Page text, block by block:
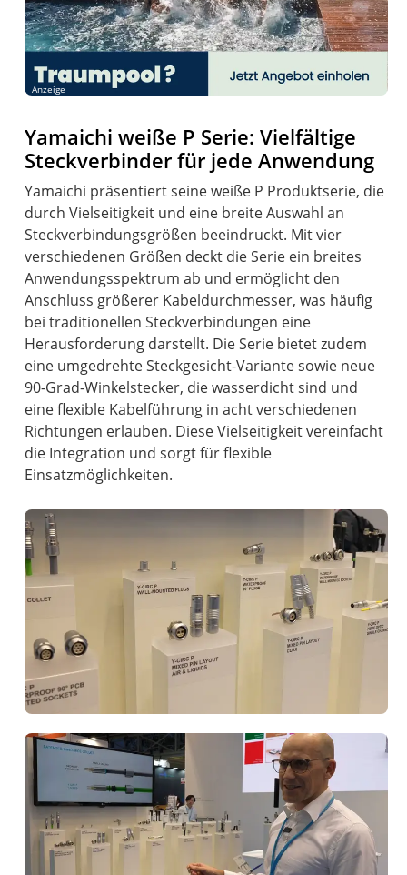
Anzeige
Yamaichi weiße P Serie: Vielfältige
Steckverbinder für jede Anwendung
Yamaichi präsentiert seine weiße P Produktserie, die
durch Vielseitigkeit und eine breite Auswahl an
Steckverbindungsgrößen beeindruckt. Mit vier
verschiedenen Größen deckt die Serie ein breites
Anwendungsspektrum ab und ermöglicht den
Anschluss größerer Kabeldurchmesser, was häufig
bei traditionellen Steckverbindungen eine
Herausforderung darstellt. Die Serie bietet zudem
eine umgedrehte Steckgesicht-Variante sowie neue
90-Grad-Winkelstecker, die wasserdicht sind und
eine flexible Kabelführung in acht verschiedenen
Richtungen erlauben. Diese Vielseitigkeit vereinfacht
die Integration und sorgt für flexible
Einsatzmöglichkeiten.